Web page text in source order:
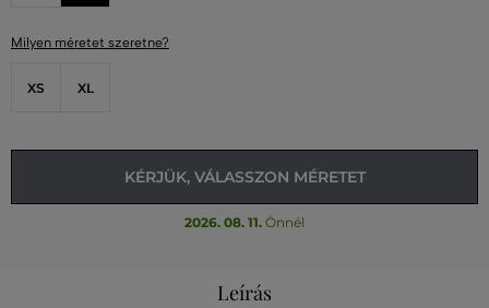
Milyen méretet szeretne?
XS XL
KÉRJÜK, VÁLASSZON MÉRETET
2026. 08. 11. Önnél
Leírás